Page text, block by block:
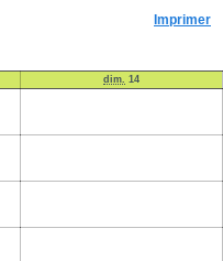
Imprimer
dim. 14